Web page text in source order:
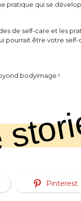
pratique qui se
de self-care et les
pourrait être votre self-
!
Pinterest